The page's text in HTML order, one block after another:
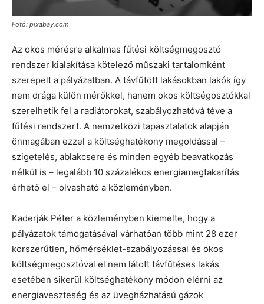
Fotó: pixabay.com
Az okos mérésre alkalmas fűtési költségmegosztó
rendszer kialakítása kötelező műszaki tartalomként
szerepelt a pályázatban. A távfűtött lakásokban lakók így
nem drága külön mérőkkel, hanem okos költségosztókkal
szerelhetik fel a radiátorokat, szabályozhatóvá téve a
fűtési rendszert. A nemzetközi tapasztalatok alapján
önmagában ezzel a költséghatékony megoldással –
szigetelés, ablakcsere és minden egyéb beavatkozás
nélkül is – legalább 10 százalékos energiamegtakarítás
érhető el – olvasható a közleményben.
Kaderják Péter a közleményben kiemelte, hogy a
pályázatok támogatásával várhatóan több mint 28 ezer
korszerűtlen, hőmérséklet-szabályozással és okos
költségmegosztóval el nem látott távfűtéses lakás
esetében sikerül költséghatékony módon elérni az
energiaveszteség és az üvegházhatású gázok